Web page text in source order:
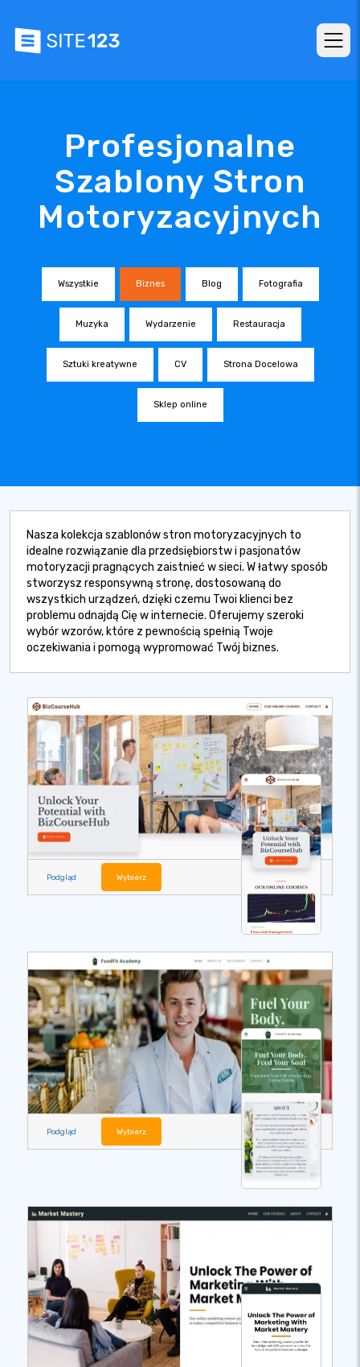
Profesjonalne
Szablony Stron
Motoryzacyjnych
Wszystkie Biznes Blog Fotografia
Muzyka Wydarzenie Restauracja
Sztuki kreatywne CV Strona Docelowa
Sklep online
Nasza kolekcja szablonów stron motoryzacyjnych to
idealne rozwiązanie dla przedsiębiorstw i pasjonatów
motoryzacji pragnących zaistnieć w sieci. W łatwy sposób
stworzysz responsywną stronę, dostosowaną do
wszystkich urządzeń, dzięki czemu Twoi klienci bez
problemu odnajdą Cię w internecie. Oferujemy szeroki
wybór wzorów, które z pewnością spełnią Twoje
oczekiwania i pomogą wypromować Twój biznes.
Podgląd Wybierz
Podgląd Wybierz